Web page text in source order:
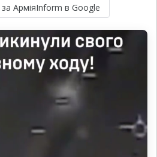
за АрміяInform в Google